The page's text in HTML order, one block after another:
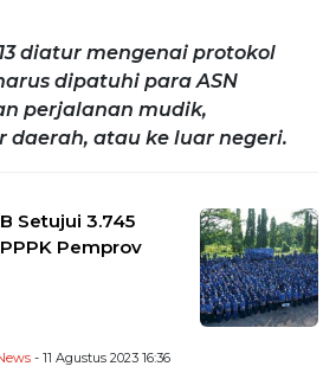
diatur mengenai protokol
dipatuhi para ASN
perjalanan mudik,
daerah, atau ke luar negeri.
Setujui 3.745
Pemprov
- 11 Agustus 2023 16:36